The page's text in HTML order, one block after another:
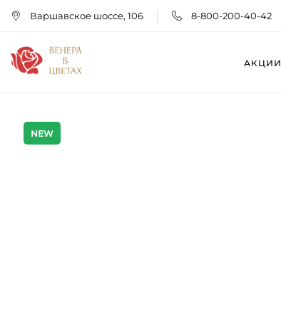
Варшавское шоссе, 106 8-800-200-40-42
АКЦИИ
NEW